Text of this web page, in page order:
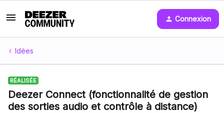
Connexion
Idées
RÉALISÉE
Deezer Connect (fonctionnalité de gestion
des sorties audio et contrôle à distance)